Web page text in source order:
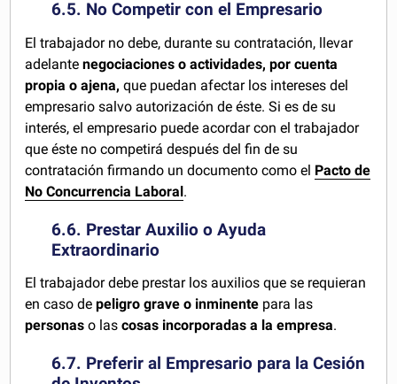
6.5. No Competir con el Empresario
El trabajador no debe, durante su contratación, llevar
adelantenegociaciones o actividades, por cuenta
propia o ajena, que puedan afectar los intereses del
empresario salvo autorización de éste. Si es de su
interés, el empresario puede acordar con el trabajador
que éste no competirá después del fin de su
contratación firmando un documento como el Pacto de
No Concurrencia Laboral.
6.6. Prestar Auxilio o Ayuda
Extraordinario
El trabajador debe prestar los auxilios que se requieran
en caso depeligro grave o inminente para las
personas o lascosas incorporadas a la empresa.
6.7. Preferir al Empresario para la Cesión